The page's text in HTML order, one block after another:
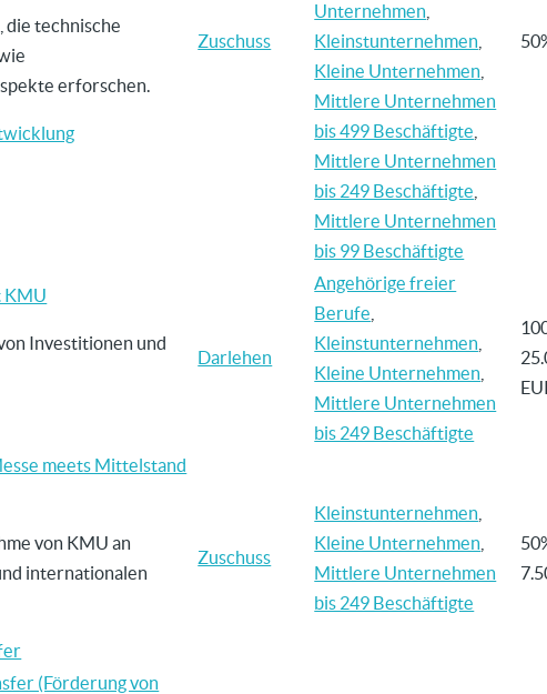
die technische
erforschen.
Zuschuss
Unternehmen
Kleinstunternehmen
Kleine Unternehmen
Mittlere Unternehmen
bis 499 Beschäftigte
Mittlere Unternehmen
bis 249 Beschäftigte
Mittlere Unternehmen
bis 99 Beschäftigte
KMU
Investitionen und
Darlehen
Angehörige freier
Berufe
Kleinstunternehmen
Kleine Unternehmen
Mittlere Unternehmen
bis 249 Beschäftigte
meets Mittelstand
von KMU an
internationalen
Zuschuss
Kleinstunternehmen
Kleine Unternehmen
Mittlere Unternehmen
bis 249 Beschäftigte
(Förderung von